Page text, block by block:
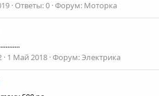
Ответы: 0 Форум: Моторка
1 Май 2018 Форум:Электрика